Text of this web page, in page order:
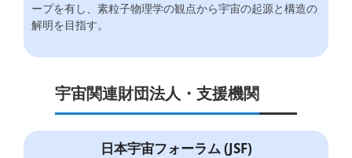
ープを有し、素粒子物理学の観点から宇宙の起源と構造の
解明を目指す。
宇宙関連財団法人・支援機関
日本宇宙フォーラム (JSF)